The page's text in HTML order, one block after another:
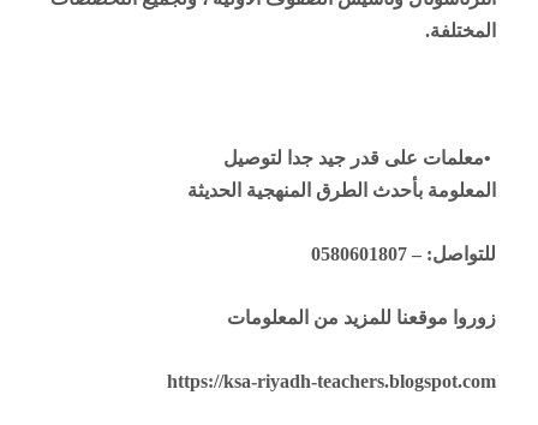
المختلفة.
•معلمات على قدر جيد جدا لتوصيل
المعلومة بأحدث الطرق المنهجية الحديثة
للتواصل: – 0580601807
زوروا موقعنا للمزيد من المعلومات
https://ksa-riyadh-teachers.blogspot.com